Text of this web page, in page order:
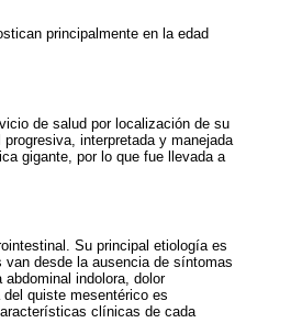
principalmente en la edad
de salud por localización de su
interpretada y manejada
gigante, por lo que fue llevada a
Su principal etiología es
desde la ausencia de síntomas
indolora, dolor
quiste mesentérico es
clínicas de cada